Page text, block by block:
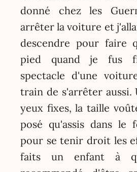
donné chez les
arrêter la voiture et
descendre pour faire
pied quand je fus
spectacle d'une
train de s'arrêter aussi.
yeux fixes, la taille
posé qu'assis dans le
pour se tenir droit les
faits un enfant à